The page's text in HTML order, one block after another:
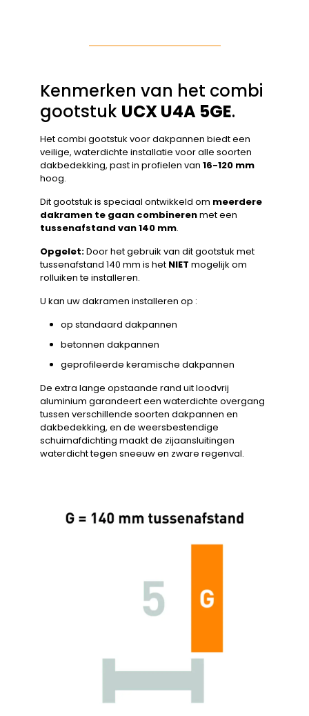
Kenmerken van het combi
gootstuk UCX U4A 5GE.
Het combi gootstuk voor dakpannen biedt een
veilige, waterdichte installatie voor alle soorten
dakbedekking, past in profielen van 16-120 mm
hoog.
Dit gootstuk is speciaal ontwikkeld om meerdere
dakramen te gaan combinerenmet een
tussenafstand van 140 mm.
Opgelet:Door het gebruik van dit gootstuk met
tussenafstand 140 mm is het NIET mogelijk om
rolluiken te installeren.
U kan uw dakramen installeren op :
op standaard dakpannen
betonnen dakpannen
geprofileerde keramische dakpannen
De extra lange opstaande rand uit loodvrij
aluminium garandeert een waterdichte overgang
tussen verschillende soorten dakpannen en
dakbedekking, en de weersbestendige
schuimafdichting maakt de zijaansluitingen
waterdicht tegen sneeuw en zware regenval.